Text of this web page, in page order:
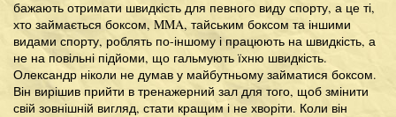
бажають отримати швидкість для певного виду спорту, а це ті,
хто займається боксом, MMA, тайським боксом та іншими
видами спорту, роблять по-іншому і працюють на швидкість, а
не на повільні підйоми, що гальмують їхню швидкість.
Олександр ніколи не думав у майбутньому займатися боксом.
Він вирішив прийти в тренажерний зал для того, щоб змінити
свій зовнішній вигляд, стати кращим і не хворіти. Коли він